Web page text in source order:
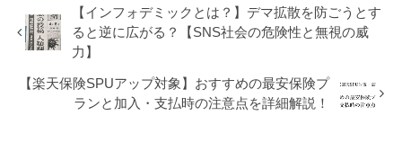
【インフォデミックとは？】デマ拡散を防ごうとす
ると逆に広がる？【SNS社会の危険性と無視の威
力】
【楽天保険SPUアップ対象】おすすめの最安保険プ
ランと加入・支払時の注意点を詳細解説！